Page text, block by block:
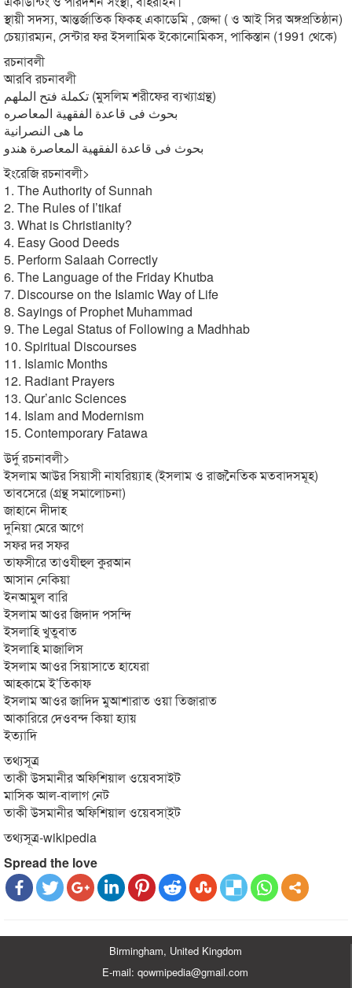
স্থায়ী সদস্য, আন্তর্জাতিক ফিকহ একাডেমি , জেদ্দা ( ও আই সির অঙ্গপ্রতিষ্ঠান)
চেয়্যারম্যন, সেন্টার ফর ইসলামিক ইকোনোমিকস, পাকিস্তান (1991 থেকে)
রচনাবলী
আরবি রচনাবলী
تكملة فتح الملهم (মুসলিম শরীফের ব্যখ্যাগ্রন্থ)
بحوث فى قاعدة الفقهية المعاصره
ما هى النصرانية
بحوث فى قاعدة الفقهية المعاصرة هندو
ইংরেজি রচনাবলী>
1. The Authority of Sunnah
2. The Rules of I’tikaf
3. What is Christianity?
4. Easy Good Deeds
5. Perform Salaah Correctly
6. The Language of the Friday Khutba
7. Discourse on the Islamic Way of Life
8. Sayings of Prophet Muhammad
9. The Legal Status of Following a Madhhab
10. Spiritual Discourses
11. Islamic Months
12. Radiant Prayers
13. Qur’anic Sciences
14. Islam and Modernism
15. Contemporary Fatawa
উর্দু রচনাবলী>
ইসলাম আউর সিয়াসী নাযরিয়্যাহ (ইসলাম ও রাজনৈতিক মতবাদসমূহ)
তাবসেরে (গ্রন্থ সমালোচনা)
জাহানে দীদাহ
দুনিয়া মেরে আগে
সফর দর সফর
তাফসীরে তাওযীহুল কুরআন
আসান নেকিয়া
ইনআমুল বারি
ইসলাম আওর জিদাদ পসন্দি
ইসলাহি খুতুবাত
ইসলাহি মাজালিস
ইসলাম আওর সিয়াসাতে হাযেরা
আহকামে ই’তিকাফ
ইসলাম আওর জাদিদ মুআশারাত ওয়া তিজারাত
আকারিরে দেওবন্দ কিয়া হ্যায়
ইত্যাদি
তথ্যসূত্র
তাকী উসমানীর অফিশিয়াল ওয়েবসাইট
মাসিক আল-বালাগ নেট
তাকী উসমানীর অফিশিয়াল ওয়েবসা্‌ইট
তথ্যসূত্র-wikipedia
Spread the love
Birmingham, United Kingdom
E-mail: qowmipedia@gmail.com